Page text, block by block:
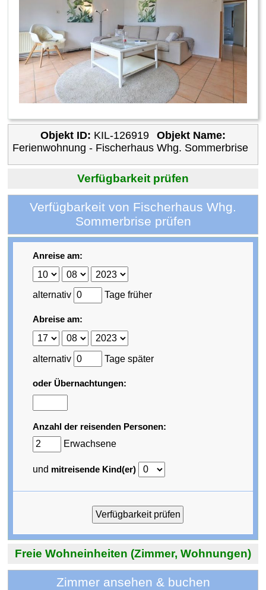
Objekt ID: KIL-126919
Objekt Name:
Ferienwohnung - Fischerhaus Whg. Sommerbrise
Verfügbarkeit prüfen
Verfügbarkeit von Fischerhaus Whg.
Sommerbrise prüfen
Anreise am:
alternativ Tage früher
Abreise am:
alternativ Tage später
oder Übernachtungen:
Anzahl der reisenden Personen:
Erwachsene
und mitreisende Kind(er)
Freie Wohneinheiten (Zimmer, Wohnungen)
Zimmer ansehen & buchen